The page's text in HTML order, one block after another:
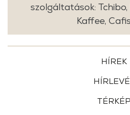
szolgáltatások:
Kaffee,
HÍREK
TÉRKÉP